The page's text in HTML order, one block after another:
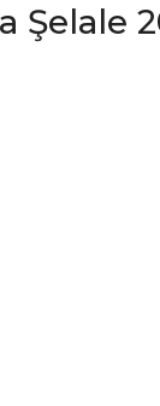
Şelale